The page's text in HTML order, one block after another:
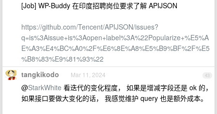
[Job] WP-Buddy 在印度招聘岗位要求了解 APIJSON
https://github.com/Tencent/APIJSON/issues?
q=is%3Aissue+is%3Aopen+label%3A%22Popularize+%E5%A
E%A3%E4%BC%A0%2F%E6%8E%A8%E5%B9%BF%2F%E5
%B8%83%E9%81%93%22
43
tangkikodo Mar 11, 2024
@StarkWhite 看迭代的变化程度， 如果是增减字段还是 ok 的，
如果接口要做大变化的话， 我感觉维护 query 也是额外成本。